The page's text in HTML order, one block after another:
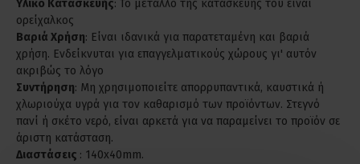
Υλικό Κατασκευής: Το μέταλλο της κατασκευής του είναι
ορείχαλκος
Βαριά Χρήση: Είναι ιδανικά για παρατεταμένη και βαριά
χρήση. Ενδείκνυται για επαγγελματικούς χώρους γι' αυτόν
ακριβώς το λόγο
Συντήρηση: Μη χρησιμοποιείτε απορρυπαντικά, καυστικά ή
χλωριούχα υγρά για τον καθαρισμό των προϊόντων. Στεγνό
πανί ή σκέτο νερό, είναι αρκετά για να παραμείνει το προϊόν σε
άριστη κατάσταση.
Διαστάσεις : 140x40mm.